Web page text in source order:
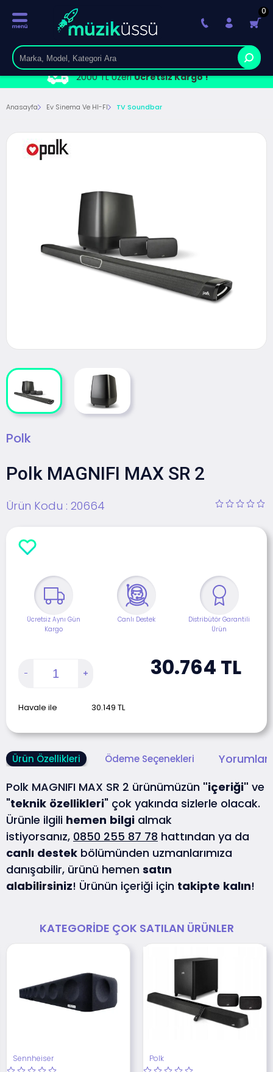
2000 TL ÜzeriÜcretsiz Kargo !
0
Anasayfa Ev Sinema Ve HI-FI TV Soundbar
Polk
Polk MAGNIFI MAX SR 2
Ürün Kodu : 20664
Ücretsiz Aynı Gün
Kargo
Canlı Destek
Distribütör Garantili
Ürün
30.764 TL
Havale ile 30.149 TL
Ürün Özellikleri Ödeme Seçenekleri
Polk MAGNIFI MAX SR 2 ürünümüzün "içeriği" ve
"teknik özellikleri" çok yakında sizlerle olacak.
Ürünle ilgili hemen bilgi almak
istiyorsanız, 0850 255 87 78 hattından ya da
canlı destek bölümünden uzmanlarımıza
danışabilir, ürünü hemen satın
alabilirsiniz! Ürünün içeriği için takipte kalın!
KATEGORIDE ÇOK SATILAN ÜRÜNLER
Sennheiser Polk